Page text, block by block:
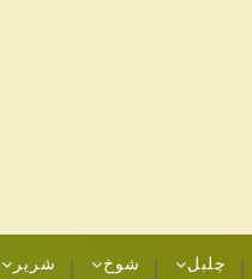
چلبل شوخ شریر